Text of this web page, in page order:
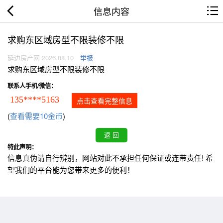
信息内容
求购东区域房型不限装修不限
延边房产网 2026.08.10 举报
求购东区域房型不限装修不限
联系人手机/微信：
135****5163 点击查看完整信息
(查看需要10金币)
特此声明：
信息真伪请自行辨别，网站对此不承担任何保证或连带责任! 希
望我们的平台能为您带来更多的便利！